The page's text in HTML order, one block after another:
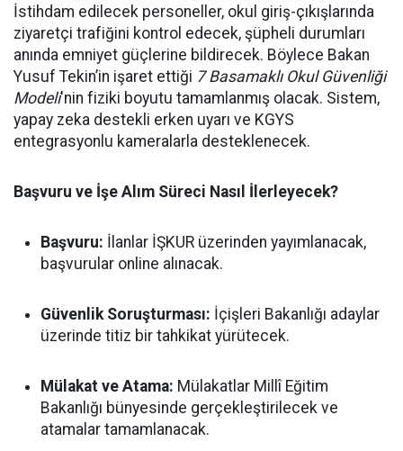
İstihdam edilecek personeller, okul giriş-çıkışlarında
ziyaretçi trafiğini kontrol edecek, şüpheli durumları
anında emniyet güçlerine bildirecek. Böylece Bakan
Yusuf Tekin’in işaret ettiği 7 Basamaklı Okul Güvenliği
Modeli'nin fiziki boyutu tamamlanmış olacak. Sistem,
yapay zeka destekli erken uyarı ve KGYS
entegrasyonlu kameralarla desteklenecek.
Başvuru ve İşe Alım Süreci Nasıl İlerleyecek?
Başvuru: İlanlar İŞKUR üzerinden yayımlanacak,
başvurular online alınacak.
Güvenlik Soruşturması: İçişleri Bakanlığı adaylar
üzerinde titiz bir tahkikat yürütecek.
Mülakat ve Atama: Mülakatlar Millî Eğitim
Bakanlığı bünyesinde gerçekleştirilecek ve
atamalar tamamlanacak.